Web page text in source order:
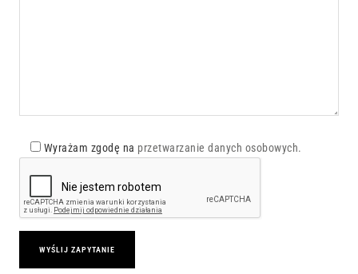
Wyrażam zgodę na przetwarzanie danych osobowych.